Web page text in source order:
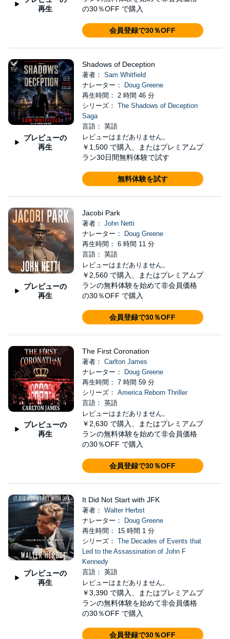
再生
の30％OFF で購入
会員登録で30％OFF
プレビューの
再生
Shadows of Deception
著者： Sam Whitfield
ナレーター：
Doug Greene
再生時間： 2 時間 46 分
シリーズ： The Shadows of Deception
Saga
言語： 英語
レビューはまだありません。
￥1,500 で購入、またはプレミアムプ
ラン30日間無料体験で試す
無料体験を試す
プレビューの
再生
Jacobi Park
著者： John Netti
ナレーター：
Doug Greene
再生時間： 6 時間 11 分
言語： 英語
レビューはまだありません。
￥2,560 で購入、またはプレミアムプ
ランの無料体験を始めて非会員価格
の30％OFF で購入
会員登録で30％OFF
プレビューの
再生
The First Coronation
著者： Carlton James
ナレーター：
Doug Greene
再生時間： 7 時間 59 分
シリーズ： America Reborn Thriller
言語： 英語
レビューはまだありません。
￥2,630 で購入、またはプレミアムプ
ランの無料体験を始めて非会員価格
の30％OFF で購入
会員登録で30％OFF
プレビューの
再生
It Did Not Start with JFK
著者： Walter Herbst
ナレーター：
Doug Greene
再生時間： 15 時間 1 分
シリーズ： The Decades of Events that
Led to the Assassination of John F
Kennedy
言語： 英語
レビューはまだありません。
￥3,390 で購入、またはプレミアムプ
ランの無料体験を始めて非会員価格
の30％OFF で購入
会員登録で30％OFF